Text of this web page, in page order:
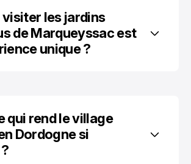
les jardins
de Marqueyssac est
unique ?
qui rend le village
Dordogne si